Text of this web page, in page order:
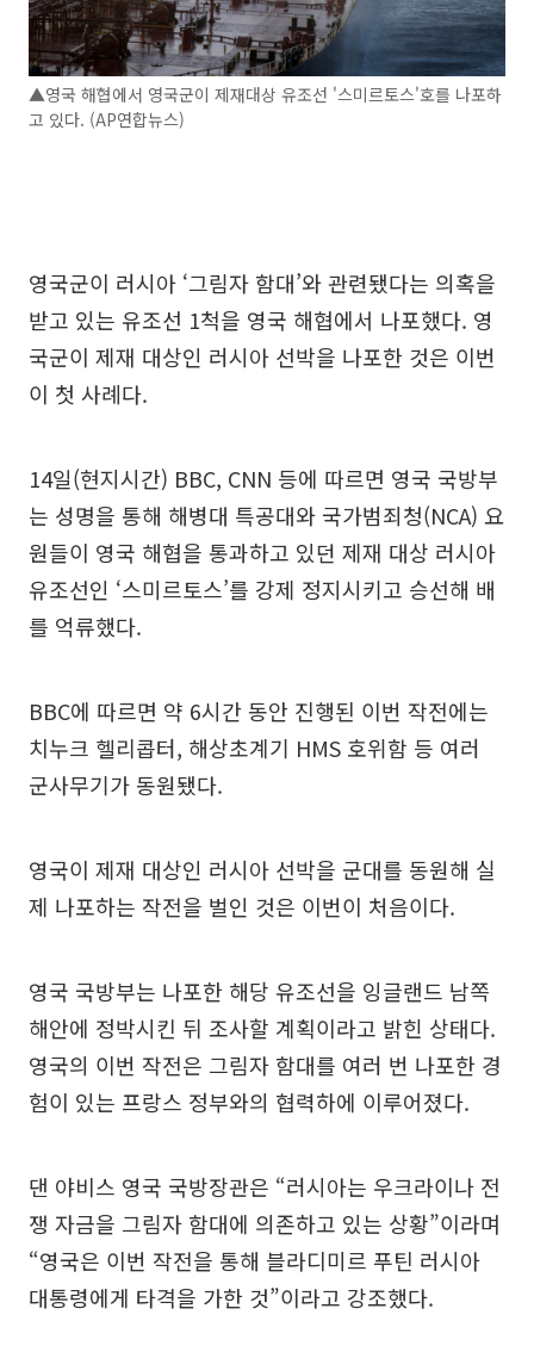
▲영국 해협에서 영국군이 제재대상 유조선 '스미르토스'호를 나포하
고 있다. (AP연합뉴스)
영국군이 러시아 ‘그림자 함대’와 관련됐다는 의혹을
받고 있는 유조선 1척을 영국 해협에서 나포했다. 영
국군이 제재 대상인 러시아 선박을 나포한 것은 이번
이 첫 사례다.
14일(현지시간) BBC, CNN 등에 따르면 영국 국방부
는 성명을 통해 해병대 특공대와 국가범죄청(NCA) 요
원들이 영국 해협을 통과하고 있던 제재 대상 러시아
유조선인 ‘스미르토스’를 강제 정지시키고 승선해 배
를 억류했다.
BBC에 따르면 약 6시간 동안 진행된 이번 작전에는
치누크 헬리콥터, 해상초계기 HMS 호위함 등 여러
군사무기가 동원됐다.
영국이 제재 대상인 러시아 선박을 군대를 동원해 실
제 나포하는 작전을 벌인 것은 이번이 처음이다.
영국 국방부는 나포한 해당 유조선을 잉글랜드 남쪽
해안에 정박시킨 뒤 조사할 계획이라고 밝힌 상태다.
영국의 이번 작전은 그림자 함대를 여러 번 나포한 경
험이 있는 프랑스 정부와의 협력하에 이루어졌다.
댄 야비스 영국 국방장관은 “러시아는 우크라이나 전
쟁 자금을 그림자 함대에 의존하고 있는 상황”이라며
“영국은 이번 작전을 통해 블라디미르 푸틴 러시아
대통령에게 타격을 가한 것”이라고 강조했다.